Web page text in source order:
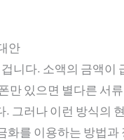
안
니다. 소액의 금액이
있으면 별다른 서
그러나 이런 방식의
를 이용하는 방법